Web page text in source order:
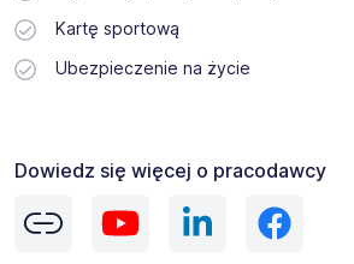
Kartę sportową
Ubezpieczenie na życie
Dowiedz się więcej o pracodawcy